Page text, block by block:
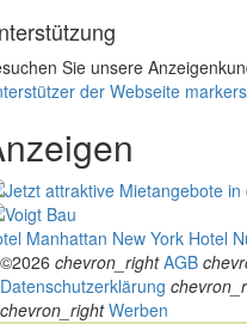
Sie unsere
der Webseite
Manhattan New York Hotel
©2026 chevron_right AGB
Datenschutzerklärung
chevron_right Werben